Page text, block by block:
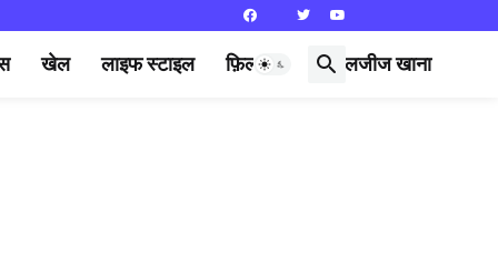
खेल लाइफ स्टाइल फ़िल्मी दुनिया लजीज खाना